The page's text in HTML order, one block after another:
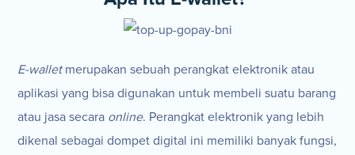
E-wallet merupakan sebuah perangkat elektronik atau
aplikasi yang bisa digunakan untuk membeli suatu barang
atau jasa secara online. Perangkat elektronik yang lebih
dikenal sebagai dompet digital ini memiliki banyak fungsi,